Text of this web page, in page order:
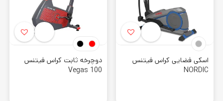
اسکی فضایی کراس فیتنس
NORDIC
دوچرخه ثابت کراس فیتنس
Vegas 100